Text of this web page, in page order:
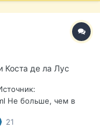
Коста де ла Лус
Не больше, чем в
Эль Васие —
21